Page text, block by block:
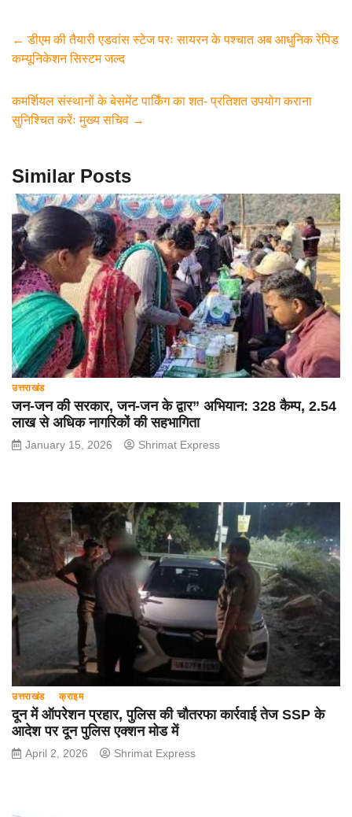
e
b
o
o
er s
A
p
p
gr
m
e
← डीएम की तैयारी एडवांस स्टेज परः सायरन के पश्चात अब आधुनिक रेपिड
कम्यूनिकेशन सिस्टम जल्द
कमर्शियल संस्थानों के बेसमेंट पार्किंग का शत- प्रतिशत उपयोग कराना
सुनिश्चित करेंः मुख्य सचिव →
Similar Posts
उत्तराखंड
जन-जन की सरकार, जन-जन के द्वार” अभियान: 328 कैम्प, 2.54
लाख से अधिक नागरिकों की सहभागिता
January 15, 2026 Shrimat Express
उत्तराखंड क्राइम
दून में ऑपरेशन प्रहार, पुलिस की चौतरफा कार्रवाई तेज SSP के
आदेश पर दून पुलिस एक्शन मोड में
April 2, 2026 Shrimat Express